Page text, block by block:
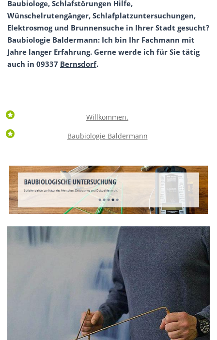
Baubiologe, Schlafstörungen Hilfe,
Wünschelrutengänger, Schlafplatzuntersuchungen,
Elektrosmog und Brunnensuche in Ihrer Stadt gesucht?
Baubiologie Baldermann: Ich bin Ihr Fachmann mit
Jahre langer Erfahrung. Gerne werde ich für Sie tätig
auch in 09337 Bernsdorf.
Willkommen.
Baubiologie Baldermann